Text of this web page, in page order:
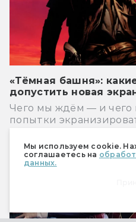
Мы используем cookie.
соглашаетесь на
данных.
«Тёмная башня»:
допустить новая
Чего мы ждём — и чего
попытки
Сериалы